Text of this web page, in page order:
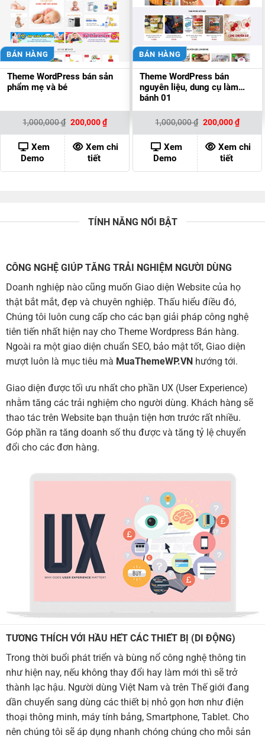
BÁN HÀNG
Theme WordPress bán sản
phẩm mẹ và bé
1,000,000₫ Giá
là:
1,000,000 ₫.
200,000₫Giá
hiện
tại
là:
200,000 ₫.
Xem
Demo
Xem chi
tiết
BÁN HÀNG
Theme WordPress bán
nguyên liệu, dung cụ làm
bánh 01
1,000,000₫ Giá
là:
1,000,000 ₫.
200,000₫Giá
hiện
tại
là:
Xem
Demo
Xem chi
tiết
TÍNH NĂNG NỔI BẬT
CÔNG NGHỆ GIÚP TĂNG TRẢI NGHIỆM NGƯỜI DÙNG
Doanh nghiệp nào cũng muốn Giao diện Website của họ
thật bắt mắt, đẹp và chuyên nghiệp. Thấu hiểu điều đó,
Chúng tôi luôn cung cấp cho các bạn giải pháp công nghệ
tiên tiến nhất hiện nay cho Theme Wordpress Bán hàng.
Ngoài ra một giao diện chuẩn SEO, bảo mật tốt, Giao diện
mượt luôn là mục tiêu mà MuaThemeWP.VN hướng tới.
Giao diện được tối ưu nhất cho phần UX (User Experience)
nhằm tăng các trải nghiệm cho người dùng. Khách hàng sẽ
thao tác trên Website bạn thuận tiện hơn trước rất nhiều.
Góp phần ra tăng doanh số thu được và tăng tỷ lệ chuyển
đổi cho các đơn hàng.
TƯƠNG THÍCH VỚI HẦU HẾT CÁC THIẾT BỊ (DI ĐỘNG)
Trong thời buổi phát triển và bùng nổ công nghệ thông tin
như hiện nay, nếu không thay đổi hay làm mới thì sẽ trở
thành lạc hậu. Người dùng Việt Nam và trên Thế giới đang
dần chuyển sang dùng các thiết bị nhỏ gọn hơn như điện
thoại thông minh, máy tính bảng, Smartphone, Tablet. Cho
nên chúng tôi sẽ áp dụng nhanh chóng chúng cho mỗi sản